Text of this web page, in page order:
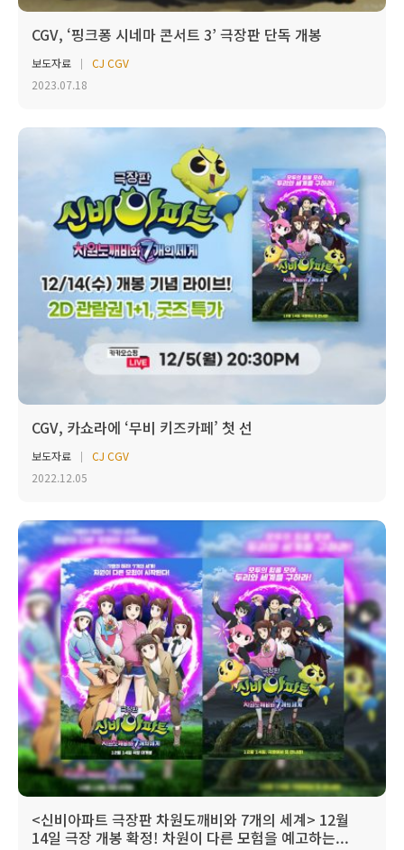
CGV, ‘핑크퐁 시네마 콘서트 3’ 극장판 단독 개봉
보도자료
CJ CGV
2023.07.18
CGV, 카쇼라에 ‘무비 키즈카페’ 첫 선
보도자료
CJ CGV
2022.12.05
<신비아파트 극장판 차원도깨비와 7개의 세계> 12월
14일 극장 개봉 확정! 차원이 다른 모험을 예고하는...